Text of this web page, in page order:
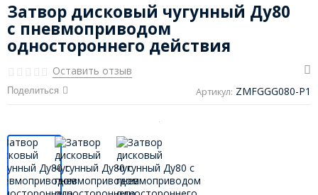
Затвор дисковый чугунный Ду80
с пневмоприводом
одностороннего действия
Оставить отзыв
Поделиться Артикул: ZMFGGG080-P1